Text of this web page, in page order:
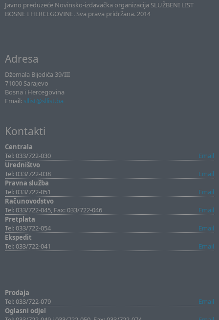
Javno preduzeće Novinsko-izdavačka organizacija SLUŽBENI LIST
BOSNE I HERCEGOVINE. Sva prava pridržana. 2014
Adresa
Džemala Bijedića 39/III
71000 Sarajevo
Bosna i Hercegovina
Email: sllist@sllist.ba
Kontakti
Centrala
Tel: 033/722-030
Email
Uredništvo
Tel: 033/722-038
Email
Pravna služba
Tel: 033/722-051
Email
Računovodstvo
Tel: 033/722-045, Fax: 033/722-046
Email
Pretplata
Tel: 033/722-054
Email
Ekspedit
Tel: 033/722-041
Email
Prodaja
Tel: 033/722-079
Email
Oglasni odjel